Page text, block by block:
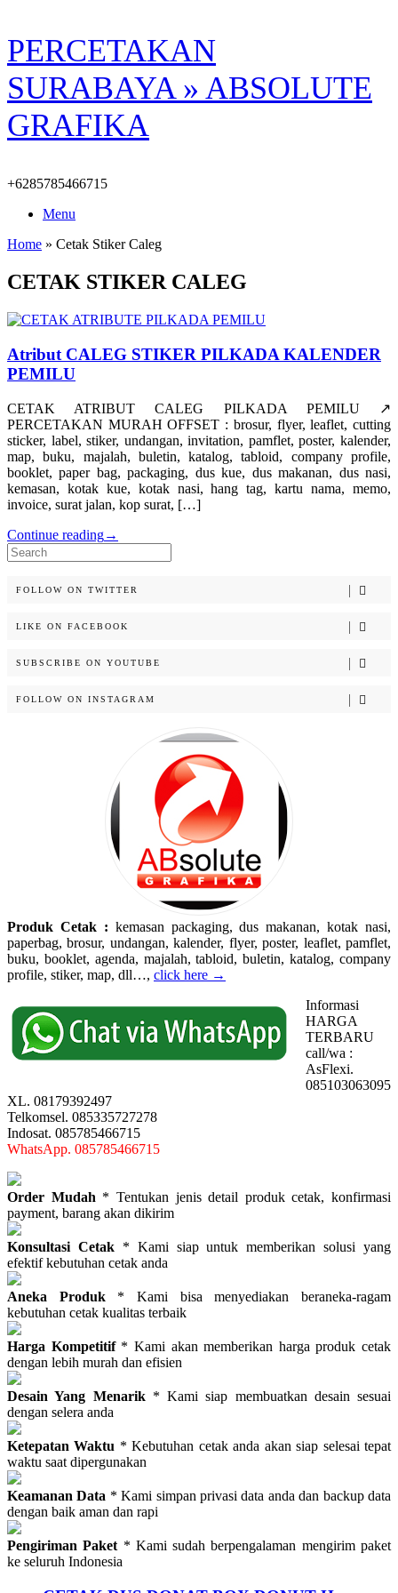
Skip
to
content
PERCETAKAN
SURABAYA » ABSOLUTE
GRAFIKA
+6285785466715
Menu
Home » Cetak Stiker Caleg
CETAK STIKER CALEG
Atribut CALEG STIKER PILKADA KALENDER
PEMILU
CETAK ATRIBUT CALEG PILKADA PEMILU ↗️
PERCETAKAN MURAH OFFSET : brosur, flyer, leaflet, cutting
sticker, label, stiker, undangan, invitation, pamflet, poster, kalender,
map, buku, majalah, buletin, katalog, tabloid, company profile,
booklet, paper bag, packaging, dus kue, dus makanan, dus nasi,
kemasan, kotak kue, kotak nasi, hang tag, kartu nama, memo,
invoice, surat jalan, kop surat, […]
Continue reading→
Search
for:
FOLLOW ON TWITTER
LIKE ON FACEBOOK
SUBSCRIBE ON YOUTUBE
FOLLOW ON INSTAGRAM
Produk Cetak : kemasan packaging, dus makanan, kotak nasi,
paperbag, brosur, undangan, kalender, flyer, poster, leaflet, pamflet,
buku, booklet, agenda, majalah, tabloid, buletin, katalog, company
profile, stiker, map, dll…, click here →
Informasi
HARGA
TERBARU
call/wa :
AsFlexi.
085103063095
XL. 08179392497
Telkomsel. 085335727278
Indosat. 085785466715
WhatsApp. 085785466715
Order Mudah * Tentukan jenis detail produk cetak, konfirmasi
payment, barang akan dikirim
Konsultasi Cetak* Kami siap untuk memberikan solusi yang
efektif kebutuhan cetak anda
Aneka Produk * Kami bisa menyediakan beraneka-ragam
kebutuhan cetak kualitas terbaik
Harga Kompetitif* Kami akan memberikan harga produk cetak
dengan lebih murah dan efisien
Desain Yang Menarik* Kami siap membuatkan desain sesuai
dengan selera anda
Ketepatan Waktu * Kebutuhan cetak anda akan siap selesai tepat
waktu saat dipergunakan
Keamanan Data * Kami simpan privasi data anda dan backup data
dengan baik aman dan rapi
Pengiriman Paket * Kami sudah berpengalaman mengirim paket
ke seluruh Indonesia